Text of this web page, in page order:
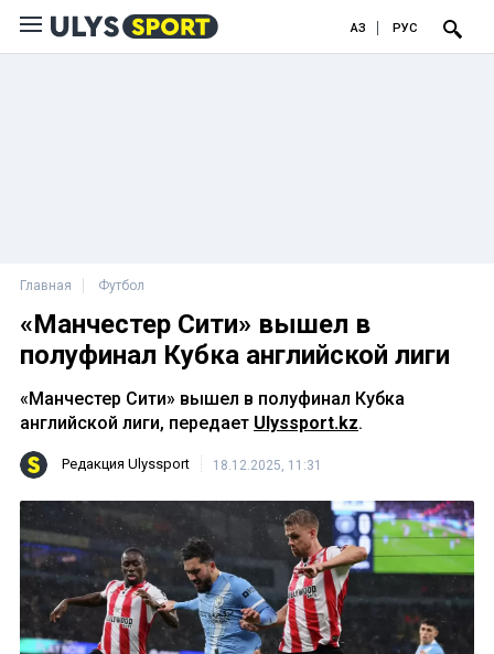
ҚАЗ РУС
Главная Футбол
«Манчестер Сити» вышел в
полуфинал Кубка английской лиги
«Манчестер Сити» вышел в полуфинал Кубка
английской лиги, передает Ulyssport.kz.
Редакция Ulyssport 18.12.2025, 11:31